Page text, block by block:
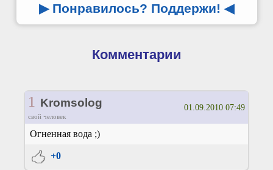
▶ Понравилось? Поддержи! ◀
Комментарии
1 Kromsolog
свой человек
01.09.2010 07:49
Огненная вода ;)
+0